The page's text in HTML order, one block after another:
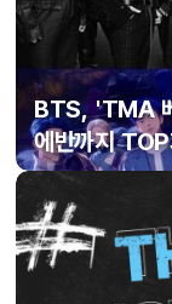
BTS, 'TMA
에반까지